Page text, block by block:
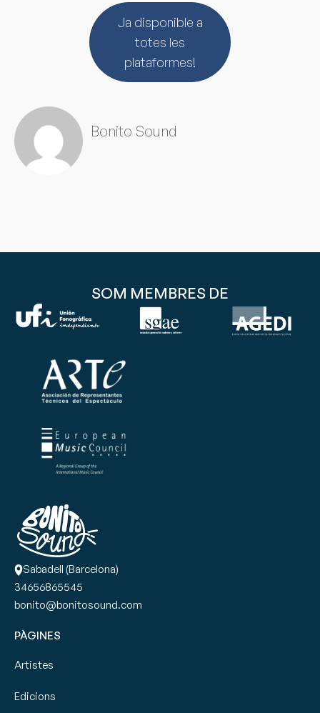
Ja disponible a
totes les
plataformes!
Bonito Sound
SOM MEMBRES DE
Sabadell (Barcelona)
34656865545
bonito@bonitosound.com
PÀGINES
Artistes
Edicions